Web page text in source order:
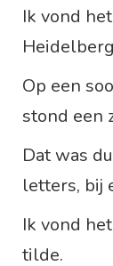
Ik vond
Op een
stond een
Dat was
letters, bij
Ik vond
tilde.